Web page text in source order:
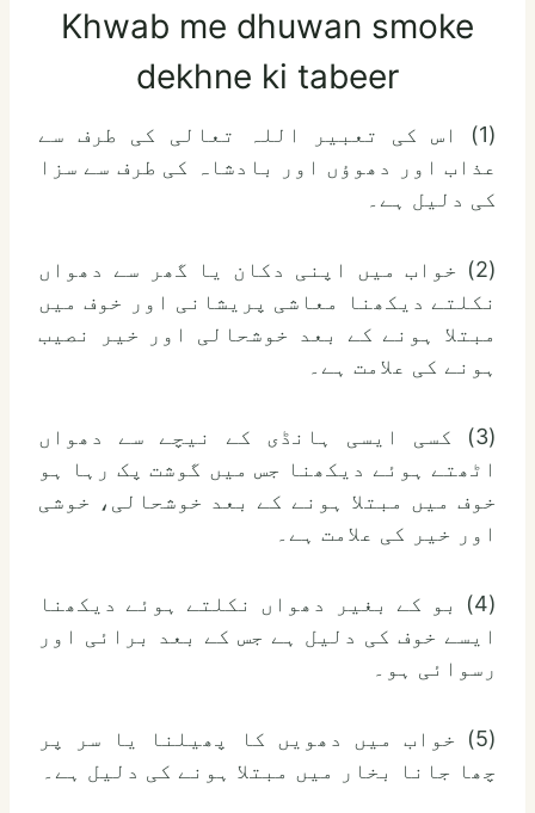
Khwab me dhuwan smoke
dekhne ki tabeer
(1) اس کی تعبیر اللہ تعالی کی طرف سے
عذاب اور دھوؤں اور بادشاہ کی طرف سے سزا
کی دلیل ہے۔
(2) خواب میں اپنی دکان یا گھر سے دھواں
نکلتے دیکھنا معاشی پریشانی اور خوف میں
مبتلا ہونے کے بعد خوشحالی اور خیر نصیب
ہونے کی علامت ہے۔
(3) کسی ایسی ہانڈی کے نیچے سے دھواں
اٹھتے ہوئے دیکھنا جس میں گوشت پک رہا ہو
خوف میں مبتلا ہونے کے بعد خوشحالی، خوشی
اور خیر کی علامت ہے۔
(4) بو کے بغیر دھواں نکلتے ہوئے دیکھنا
ایسے خوف کی دلیل ہے جس کے بعد برائی اور
رسوائی ہو۔
(5) خواب میں دھویں کا پھیلنا یا سر پر
چھا جانا بخار میں مبتلا ہونے کی دلیل ہے۔